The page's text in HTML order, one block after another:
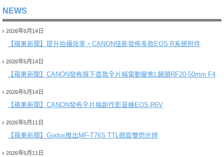
NEWS
2026年5月14日
【蘋果新聞】 提升拍攝效率，CANON佳能發佈多款EOS R系統附件
2026年5月14日
【蘋果新聞】 CANON發佈旗下首款全片幅電動變焦L鏡頭RF20-50mm F4
2026年5月14日
【蘋果新聞】 CANON發佈全片幅創作影音機EOS-R6V
2026年5月11日
【蘋果新聞】 Godox推出MF-T76S TTL微距雙閃光燈
2026年5月11日